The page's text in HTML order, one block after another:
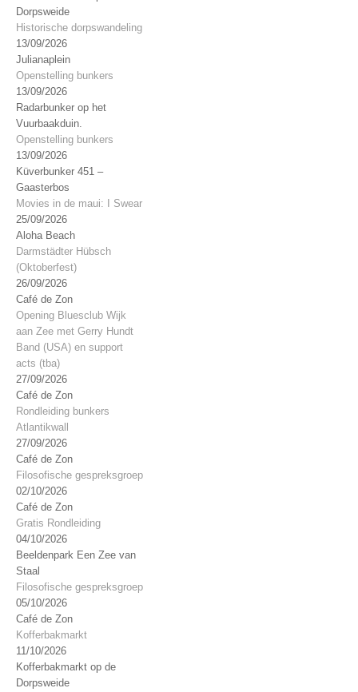
Dorpsweide
Historische dorpswandeling
13/09/2026
Julianaplein
Openstelling bunkers
13/09/2026
Radarbunker op het
Vuurbaakduin.
Openstelling bunkers
13/09/2026
Küverbunker 451 –
Gaasterbos
Movies in de maui: I Swear
25/09/2026
Aloha Beach
Darmstädter Hübsch
(Oktoberfest)
26/09/2026
Café de Zon
Opening Bluesclub Wijk
aan Zee met Gerry Hundt
Band (USA) en support
acts (tba)
27/09/2026
Café de Zon
Rondleiding bunkers
Atlantikwall
27/09/2026
Café de Zon
Filosofische gespreksgroep
02/10/2026
Café de Zon
Gratis Rondleiding
04/10/2026
Beeldenpark Een Zee van
Staal
Filosofische gespreksgroep
05/10/2026
Café de Zon
Kofferbakmarkt
11/10/2026
Kofferbakmarkt op de
Dorpsweide